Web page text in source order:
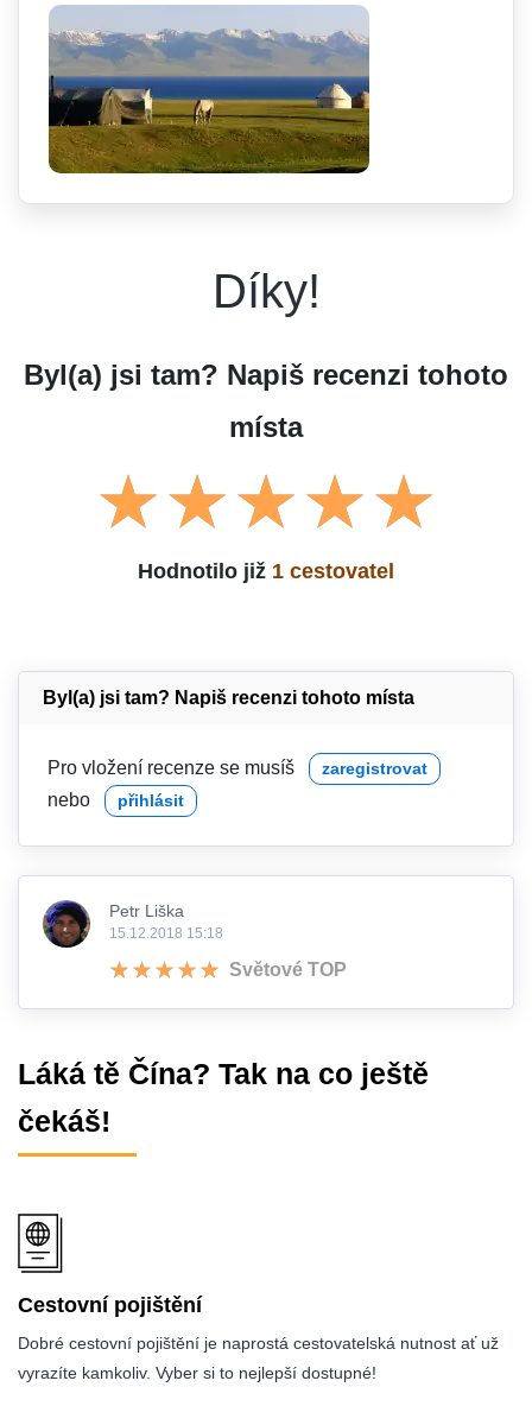
Díky!
Byl(a) jsi tam? Napiš recenzi tohoto
místa
Hodnotilo již 1 cestovatel
Byl(a) jsi tam? Napiš recenzi tohoto místa
Pro vložení recenze se musíš zaregistrovat
nebo přihlásit
Petr Liška
15.12.2018 15:18
Světové TOP
Láká tě Čína? Tak na co ještě
čekáš!
Cestovní pojištění
Dobré cestovní pojištění je naprostá cestovatelská nutnost ať už
vyrazíte kamkoliv. Vyber si to nejlepší dostupné!